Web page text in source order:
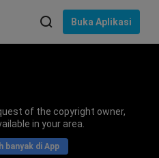
Buka Aplikasi
of the copyright owner,
in your area.
banyak di App